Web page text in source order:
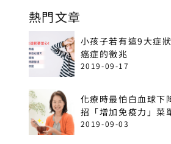
熱門文章
小孩子若有這9大症
癌症的徵兆
2019-09-17
化療時最怕白血球
招「增加免疫力」菜
2019-09-03